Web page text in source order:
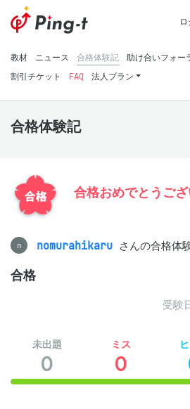
教材 ニュース 合格体験記 助け合いフォー
割引チケット
FAQ 法人プラン
合格体験記
合格おめでとうござ
n nomurahikaru さんの合格体
合格
受験
未出題
0
ミス
0